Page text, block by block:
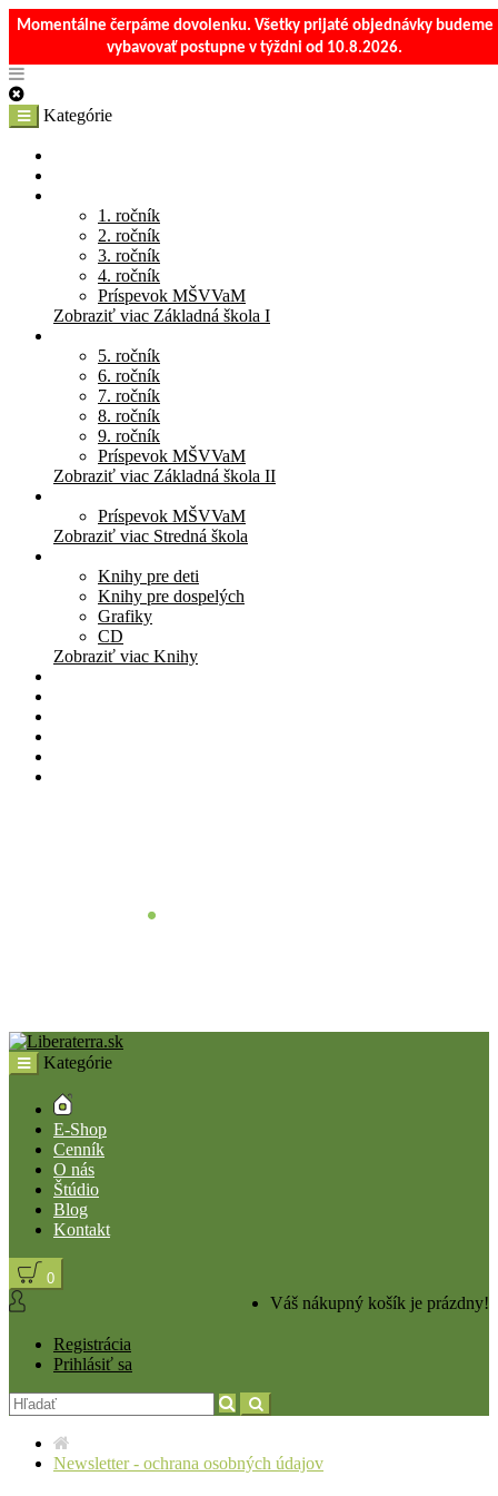
Momentálne čerpáme dovolenku. Všetky prijaté objednávky budeme
vybavovať postupne v týždni od 10.8.2026.
Kategórie
1. ročník
2. ročník
3. ročník
4. ročník
Príspevok MŠVVaM
Zobraziť viac Základná škola I
5. ročník
6. ročník
7. ročník
8. ročník
9. ročník
Príspevok MŠVVaM
Zobraziť viac Základná škola II
Príspevok MŠVVaM
Zobraziť viac Stredná škola
Knihy pre deti
Knihy pre dospelých
Grafiky
CD
Zobraziť viac Knihy
Kategórie
E-Shop
Cenník
O nás
Štúdio
Blog
Kontakt
0
Váš nákupný košík je prázdny!
Registrácia
Prihlásiť sa
Newsletter - ochrana osobných údajov